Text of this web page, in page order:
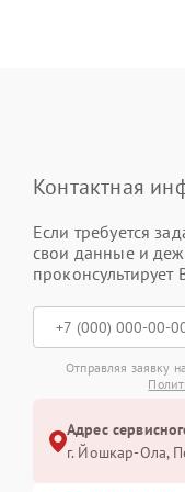
Контактная
Если требуется
свои данные и
проконсультирует
Отправляя заявку
Адрес
г. Йошкар-Ола,